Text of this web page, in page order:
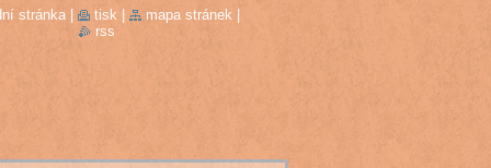
stránka tisk mapa stránek
rss